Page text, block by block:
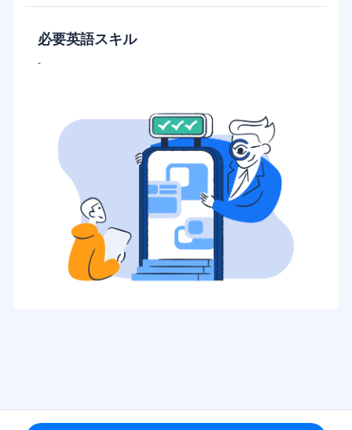
必要英語スキル
-